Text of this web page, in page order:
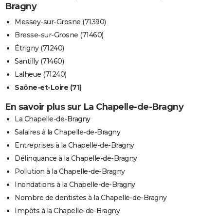
Bragny
Messey-sur-Grosne (71390)
Bresse-sur-Grosne (71460)
Étrigny (71240)
Santilly (71460)
Lalheue (71240)
Saône-et-Loire (71)
En savoir plus sur La Chapelle-de-Bragny
La Chapelle-de-Bragny
Salaires à la Chapelle-de-Bragny
Entreprises à la Chapelle-de-Bragny
Délinquance à la Chapelle-de-Bragny
Pollution à la Chapelle-de-Bragny
Inondations à la Chapelle-de-Bragny
Nombre de dentistes à la Chapelle-de-Bragny
Impôts à la Chapelle-de-Bragny